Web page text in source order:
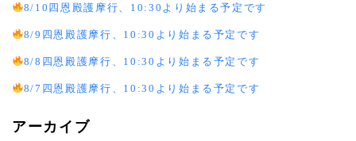
8/10四恩殿護摩行、10:30より始まる予定です
8/9四恩殿護摩行、10:30より始まる予定です
8/8四恩殿護摩行、10:30より始まる予定です
8/7四恩殿護摩行、10:30より始まる予定です
アーカイブ